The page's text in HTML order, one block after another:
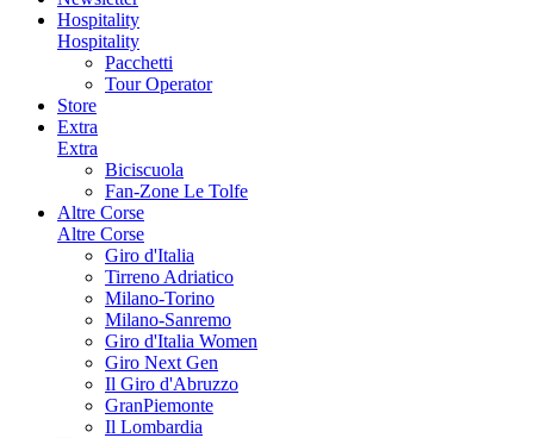
Hospitality
Hospitality
Pacchetti
Tour Operator
Store
Extra
Extra
Biciscuola
Fan-Zone Le Tolfe
Altre Corse
Altre Corse
Giro d'Italia
Tirreno Adriatico
Milano-Torino
Milano-Sanremo
Giro d'Italia Women
Giro Next Gen
Il Giro d'Abruzzo
GranPiemonte
Il Lombardia